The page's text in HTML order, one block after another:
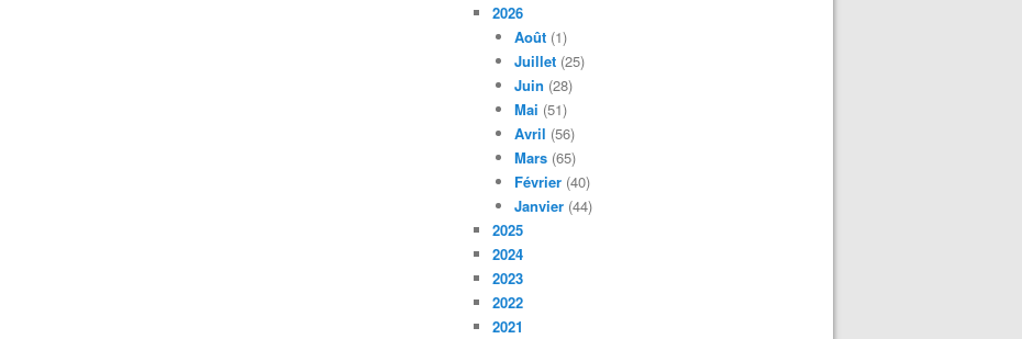
2026
Août (1)
Juillet (25)
Juin (28)
Mai (51)
Avril (56)
Mars (65)
Février (40)
Janvier (44)
2025
2024
2023
2022
2021